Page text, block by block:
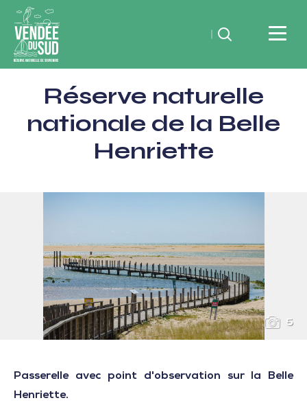
Vendée
naturelle
Rechercher
Réserve naturelle
nationale de la Belle
Henriette
5
Passerelle avec point d'observation sur la Belle
Henriette.